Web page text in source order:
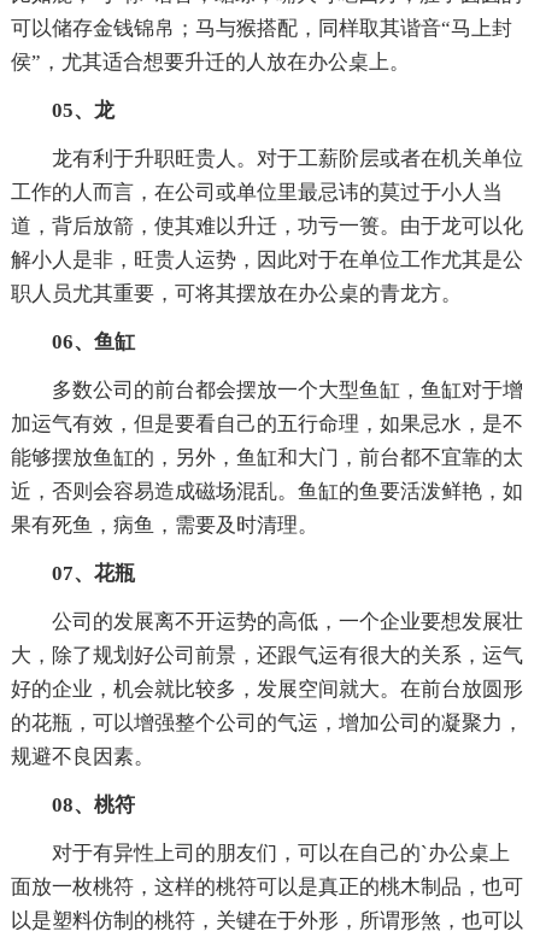
可以储存金钱锦帛；马与猴搭配，同样取其谐音“马上封
侯”，尤其适合想要升迁的人放在办公桌上。
05、龙
龙有利于升职旺贵人。对于工薪阶层或者在机关单位
工作的人而言，在公司或单位里最忌讳的莫过于小人当
道，背后放箭，使其难以升迁，功亏一篑。由于龙可以化
解小人是非，旺贵人运势，因此对于在单位工作尤其是公
职人员尤其重要，可将其摆放在办公桌的青龙方。
06、鱼缸
多数公司的前台都会摆放一个大型鱼缸，鱼缸对于增
加运气有效，但是要看自己的五行命理，如果忌水，是不
能够摆放鱼缸的，另外，鱼缸和大门，前台都不宜靠的太
近，否则会容易造成磁场混乱。鱼缸的鱼要活泼鲜艳，如
果有死鱼，病鱼，需要及时清理。
07、花瓶
公司的发展离不开运势的高低，一个企业要想发展壮
大，除了规划好公司前景，还跟气运有很大的关系，运气
好的企业，机会就比较多，发展空间就大。在前台放圆形
的花瓶，可以增强整个公司的气运，增加公司的凝聚力，
规避不良因素。
08、桃符
对于有异性上司的朋友们，可以在自己的`办公桌上
面放一枚桃符，这样的桃符可以是真正的桃木制品，也可
以是塑料仿制的桃符，关键在于外形，所谓形煞，也可以